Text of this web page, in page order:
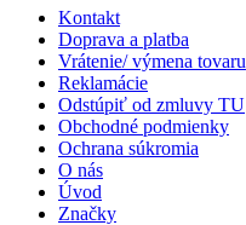
Kontakt
Doprava a platba
Vrátenie/ výmena tovaru
Reklamácie
Odstúpiť od zmluvy TU
Obchodné podmienky
Ochrana súkromia
O nás
Úvod
Značky